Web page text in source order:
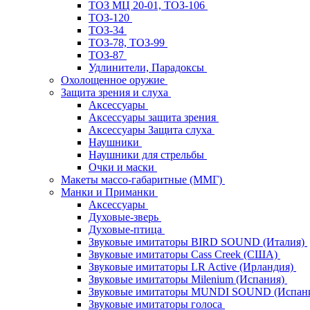
ТОЗ МЦ 20-01, ТОЗ-106
ТОЗ-120
ТОЗ-34
ТОЗ-78, ТОЗ-99
ТОЗ-87
Удлинители, Парадоксы
Охолощенное оружие
Защита зрения и слуха
Аксессуары
Аксессуары защита зрения
Аксессуары Защита слуха
Наушники
Наушники для стрельбы
Очки и маски
Макеты массо-габаритные (ММГ)
Манки и Приманки
Аксессуары
Духовые-зверь
Духовые-птица
Звуковые имитаторы BIRD SOUND (Италия)
Звуковые имитаторы Cass Creek (США)
Звуковые имитаторы LR Active (Ирландия)
Звуковые имитаторы Milenium (Испания)
Звуковые имитаторы MUNDI SOUND
Звуковые имитаторы голоса